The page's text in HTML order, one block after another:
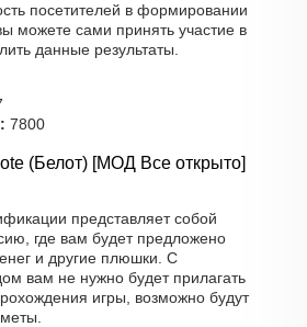
посетителей в формировании
можете сами принять участие в
данные результаты.
7800
(Белот) [МОД Все открыто]
представляет собой
где вам будет предложено
и другие плюшки. С
вам не нужно будет прилагать
игры, возможно будут